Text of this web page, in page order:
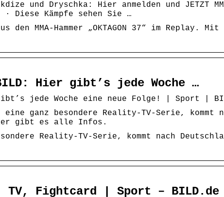
und Dryschka: Hier anmelden und JETZT
· Diese Kämpfe sehen Sie …
MMA-Hammer „OKTAGON 37“ im Replay. Mit
Hier gibt’s jede Woche …
jede Woche eine neue Folge! | Sport |
eine ganz besondere Reality-TV-Serie, kommt
gibt es alle Infos.
Reality-TV-Serie, kommt nach
Fightcard | Sport – BILD.de